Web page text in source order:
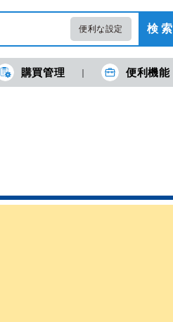
便利な設定 検 索
現在の金額合計：
購買管理 便利機能